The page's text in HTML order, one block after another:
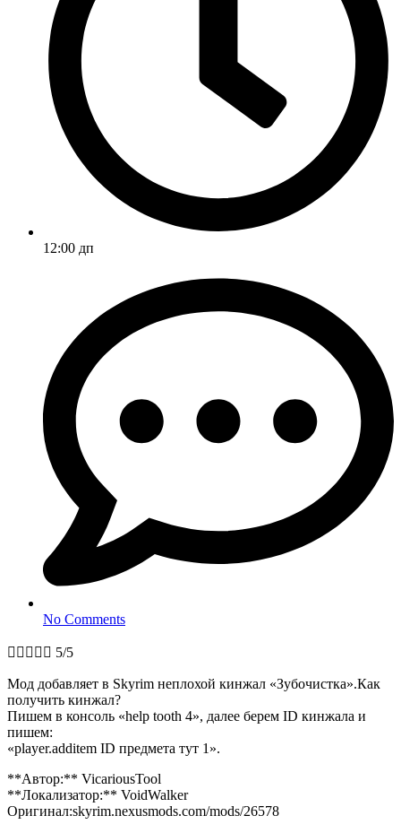
12:00 дп
No Comments
     5/5
Мод добавляет в Skyrim неплохой кинжал «Зубочистка».Как
получить кинжал?
Пишем в консоль «help tooth 4», далее берем ID кинжала и
пишем:
«player.additem ID предмета тут 1».
**Автор:** VicariousTool
**Локализатор:** VoidWalker
Оригинал:skyrim.nexusmods.com/mods/26578